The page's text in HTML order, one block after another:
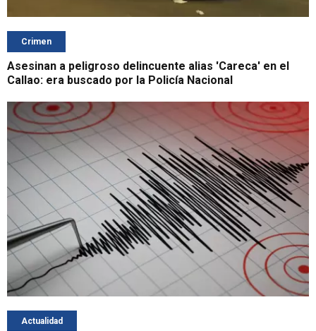
Crimen
Asesinan a peligroso delincuente alias 'Careca' en el
Callao: era buscado por la Policía Nacional
Actualidad